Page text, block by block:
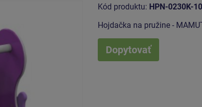
Kód produktu: HPN-0230K-10
Hojdačka na pružine -
Dopytovať